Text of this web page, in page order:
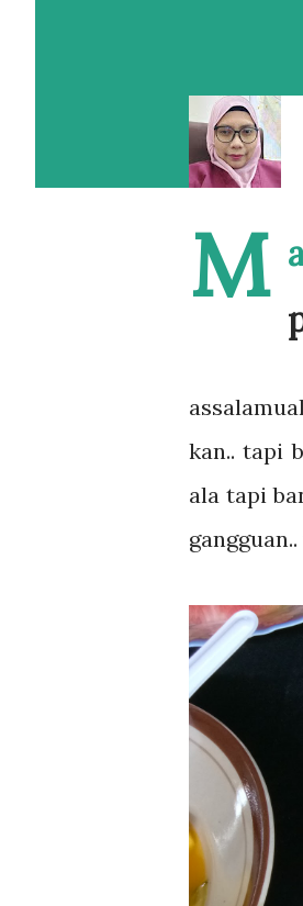
M
kan.. tapi
ala tapi